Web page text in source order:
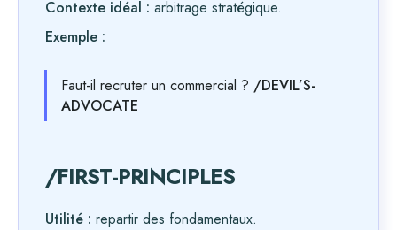
Contexte idéal : arbitrage stratégique.
Exemple :
Faut-il recruter un commercial ? /DEVIL’S-
ADVOCATE
/FIRST-PRINCIPLES
Utilité : repartir des fondamentaux.